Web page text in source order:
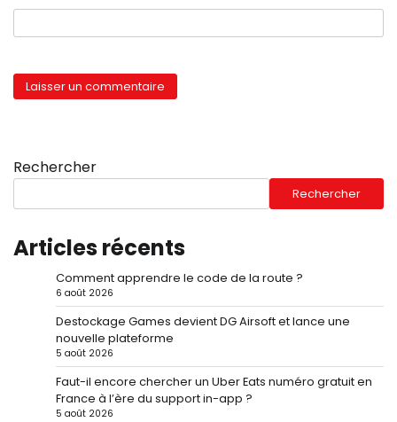
Rechercher
Rechercher
Articles récents
Comment apprendre le code de la route ?
6 août 2026
Destockage Games devient DG Airsoft et lance une
nouvelle plateforme
5 août 2026
Faut-il encore chercher un Uber Eats numéro gratuit en
France à l’ère du support in-app ?
5 août 2026